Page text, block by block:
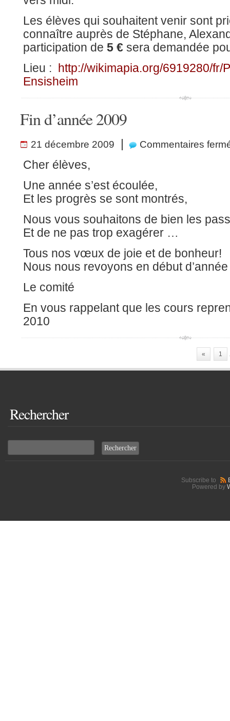
Les élèves qui souhaitent venir sont
connaître auprès de Stéphane,
participation de 5 € sera demandée
Lieu : http://wikimapia.org/6919280/fr/
Ensisheim
Fin d’année 2009
21 décembre 2009 | Commentaires
Cher élèves,
Une année s’est écoulée,
Et les progrès se sont montrés,
Nous vous souhaitons de bien les
Et de ne pas trop exagérer …
Tous nos vœux de joie et de bonheur!
Nous nous revoyons en début
Le comité
En vous rappelant que les cours
2010
« 1
Rechercher
Subscribe to
Powered by